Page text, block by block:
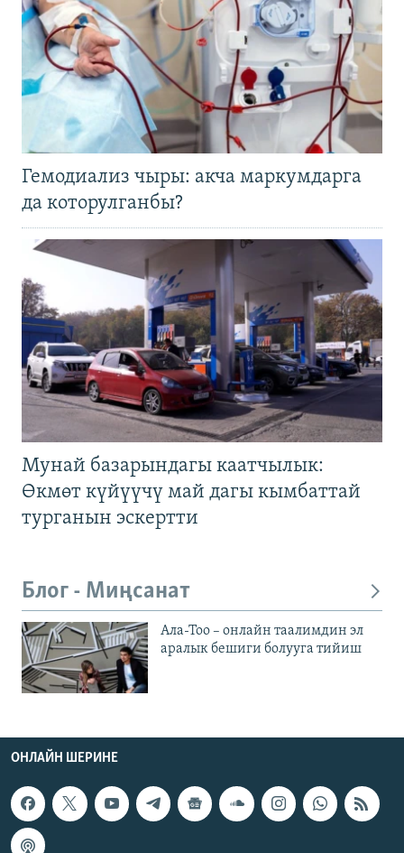
Гемодиализ чыры: акча маркумдарга
да которулганбы?
Мунай базарындагы каатчылык:
Өкмөт күйүүчү май дагы кымбаттай
турганын эскертти
Блог - Миңсанат
Ала-Тоо – онлайн таалимдин эл
аралык бешиги болууга тийиш
ОНЛАЙН ШЕРИНЕ